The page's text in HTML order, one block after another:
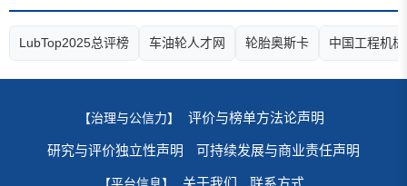
LubTop2025总评榜 车油轮人才网 轮胎奥斯卡 中国工程机
【治理与公信力】 评价与榜单方法论声明
研究与评价独立性声明 可持续发展与商业责任声明
关于我们 联系方式